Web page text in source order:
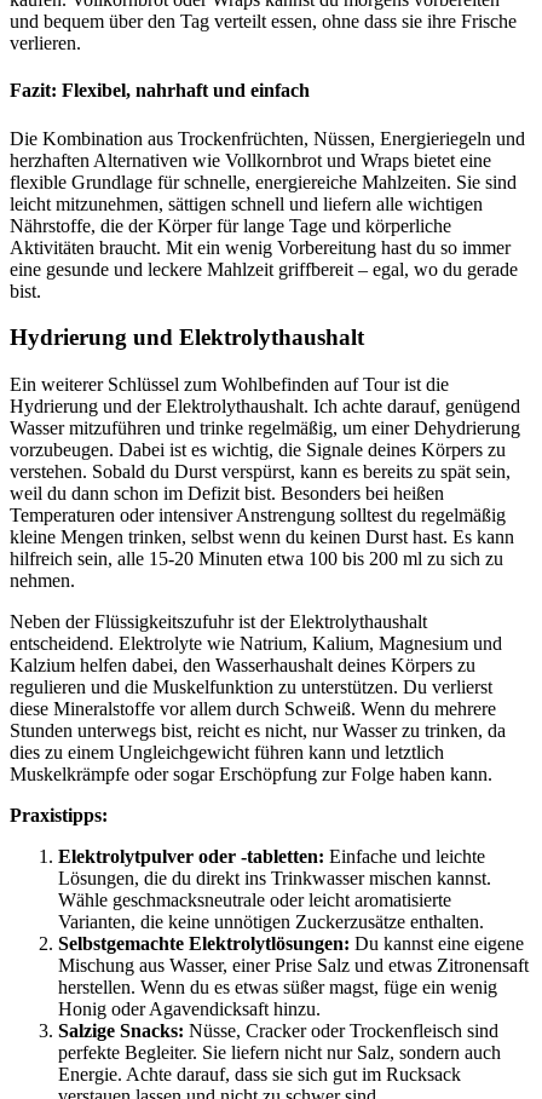
und bequem über den Tag verteilt essen, ohne dass sie ihre Frische
verlieren.
Fazit: Flexibel, nahrhaft und einfach
Die Kombination aus Trockenfrüchten, Nüssen, Energieriegeln und
herzhaften Alternativen wie Vollkornbrot und Wraps bietet eine
flexible Grundlage für schnelle, energiereiche Mahlzeiten. Sie sind
leicht mitzunehmen, sättigen schnell und liefern alle wichtigen
Nährstoffe, die der Körper für lange Tage und körperliche
Aktivitäten braucht. Mit ein wenig Vorbereitung hast du so immer
eine gesunde und leckere Mahlzeit griffbereit – egal, wo du gerade
bist.
Hydrierung und Elektrolythaushalt
Ein weiterer Schlüssel zum Wohlbefinden auf Tour ist die
Hydrierung und der Elektrolythaushalt. Ich achte darauf, genügend
Wasser mitzuführen und trinke regelmäßig, um einer Dehydrierung
vorzubeugen. Dabei ist es wichtig, die Signale deines Körpers zu
verstehen. Sobald du Durst verspürst, kann es bereits zu spät sein,
weil du dann schon im Defizit bist. Besonders bei heißen
Temperaturen oder intensiver Anstrengung solltest du regelmäßig
kleine Mengen trinken, selbst wenn du keinen Durst hast. Es kann
hilfreich sein, alle 15-20 Minuten etwa 100 bis 200 ml zu sich zu
nehmen.
Neben der Flüssigkeitszufuhr ist der Elektrolythaushalt
entscheidend. Elektrolyte wie Natrium, Kalium, Magnesium und
Kalzium helfen dabei, den Wasserhaushalt deines Körpers zu
regulieren und die Muskelfunktion zu unterstützen. Du verlierst
diese Mineralstoffe vor allem durch Schweiß. Wenn du mehrere
Stunden unterwegs bist, reicht es nicht, nur Wasser zu trinken, da
dies zu einem Ungleichgewicht führen kann und letztlich
Muskelkrämpfe oder sogar Erschöpfung zur Folge haben kann.
Praxistipps:
Elektrolytpulver oder -tabletten: Einfache und leichte
Lösungen, die du direkt ins Trinkwasser mischen kannst.
Wähle geschmacksneutrale oder leicht aromatisierte
Varianten, die keine unnötigen Zuckerzusätze enthalten.
Selbstgemachte Elektrolytlösungen: Du kannst eine eigene
Mischung aus Wasser, einer Prise Salz und etwas Zitronensaft
herstellen. Wenn du es etwas süßer magst, füge ein wenig
Honig oder Agavendicksaft hinzu.
Salzige Snacks: Nüsse, Cracker oder Trockenfleisch sind
perfekte Begleiter. Sie liefern nicht nur Salz, sondern auch
Energie. Achte darauf, dass sie sich gut im Rucksack